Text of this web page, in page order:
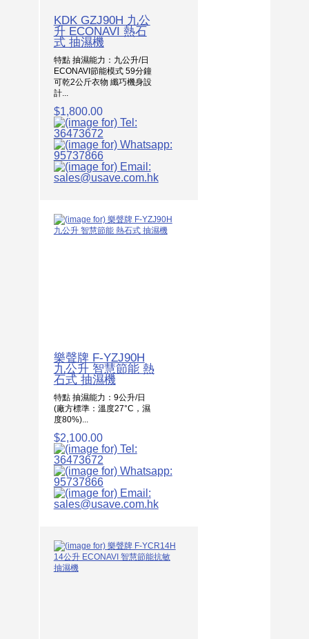
KDK GZJ90H 九公
升 ECONAVI 熱石
式 抽濕機
特點 抽濕能力：九公升/日
ECONAVI節能模式 59分鐘
可乾2公斤衣物 纖巧機身設
計...
$1,800.00
樂聲牌 F-YZJ90H
九公升 智慧節能 熱
石式 抽濕機
特點 抽濕能力：9公升/日
(廠方標準：溫度27°C，濕
度80%)...
$2,100.00